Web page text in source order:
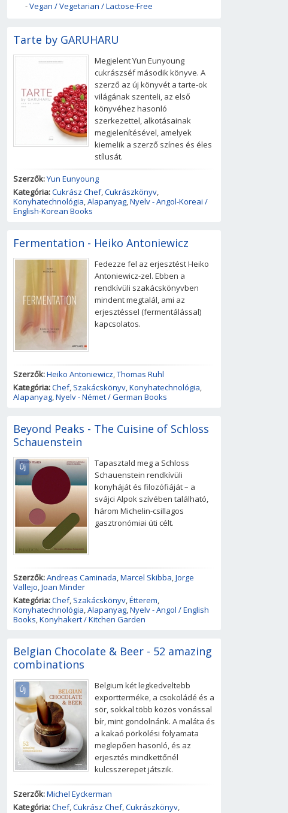
-Vegan / Vegetarian / Lactose-Free
Tarte by GARUHARU
Megjelent Yun Eunyoung
cukrászséf második könyve. A
szerző az új könyvét a tarte-ok
világának szenteli, az első
könyvéhez hasonló
szerkezettel, alkotásainak
megjelenítésével, amelyek
kiemelik a szerző színes és éles
stílusát.
Szerzők:Yun Eunyoung
Kategória:Cukrász Chef,Cukrászkönyv,
Konyhatechnológia,Alapanyag,Nyelv - Angol-Koreai /
English-Korean Books
Fermentation - Heiko Antoniewicz
Fedezze fel az erjesztést Heiko
Antoniewicz-zel. Ebben a
rendkívüli szakácskönyvben
mindent megtalál, ami az
erjesztéssel (fermentálással)
kapcsolatos.
Szerzők:Heiko Antoniewicz,Thomas Ruhl
Kategória:Chef, Szakácskönyv,Konyhatechnológia,
Alapanyag,Nyelv - Német / German Books
Beyond Peaks - The Cuisine of Schloss
Schauenstein
Új
Tapasztald meg a Schloss
Schauenstein rendkívüli
konyháját és filozófiáját – a
svájci Alpok szívében található,
három Michelin-csillagos
gasztronómiai úti célt.
Szerzők:Andreas Caminada,Marcel Skibba,Jorge
Vallejo,Joan Minder
Kategória:Chef, Szakácskönyv,Étterem,
Konyhatechnológia,Alapanyag,Nyelv - Angol / English
Books,Konyhakert / Kitchen Garden
Belgian Chocolate & Beer - 52 amazing
combinations
Új
Belgium két legkedveltebb
exportterméke, a csokoládé és a
sör, sokkal több közös vonással
bír, mint gondolnánk. A maláta és
a kakaó pörkölési folyamata
meglepően hasonló, és az
erjesztés mindkettőnél
kulcsszerepet játszik.
Szerzők:Michel Eyckerman
Kategória:Chef,Cukrász Chef,Cukrászkönyv,